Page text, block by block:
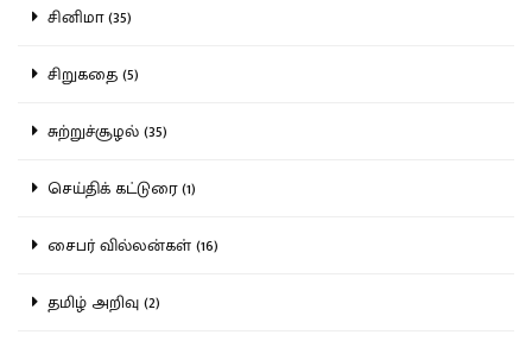
சினிமா (35)
சிறுகதை (5)
சுற்றுச்சூழல் (35)
செய்திக் கட்டுரை (1)
சைபர் வில்லன்கள் (16)
தமிழ் அறிவு (2)